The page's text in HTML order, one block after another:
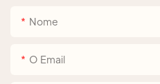
Nome
O Email